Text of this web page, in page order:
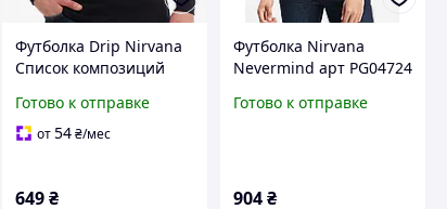
Футболка Drip Nirvana
Список композиций
(двусторонняя версия).
Нирвана
Готово к отправке
от54 ₴/мес
649 ₴
Футболка Nirvana
Nevermind арт PG04724
Готово к отправке
904₴